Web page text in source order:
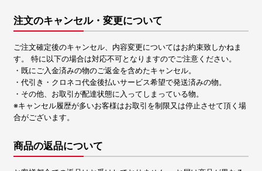
注文のキャンセル・変更について
ご注文確定後のキャンセル、内容変更についてはお約束致しかねま
す。 特に以下の場合は対応不可となりますのでご注意ください。
・既にご入金済みの物のご返金を含めたキャンセル。
・代引き・クロネコ代金後払いサービス希望で発送済みの物。
・その他、お取引が配達状態に入ってしまっている物。
※キャンセル履歴が多いお客様はお取引を制限又は停止させて頂く場
合がございます。
商品の返品について